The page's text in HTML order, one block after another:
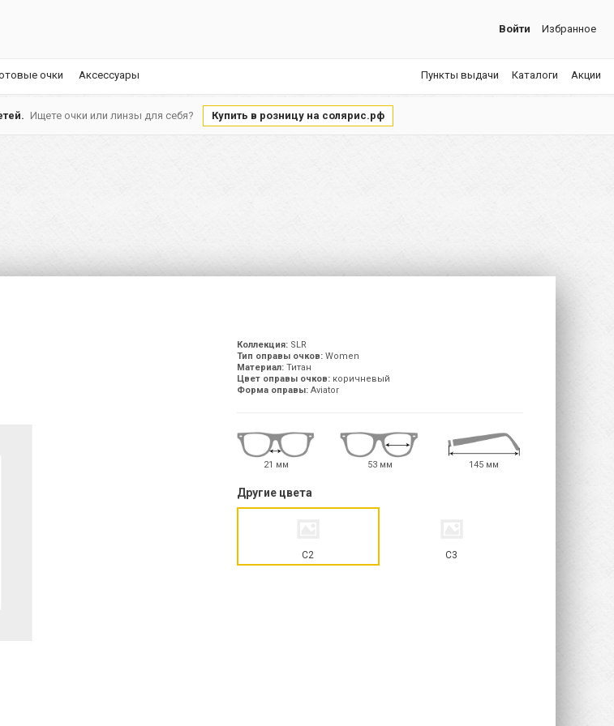
Войти Избранное
очки Аксессуары Пункты выдачи Каталоги Акции
Ищете очки или линзы для себя? Купить в розницу на солярис.рф
Коллекция:SLR
Тип оправы очков:Women
Материал:Титан
Цвет оправы очков:коричневый
Форма оправы:Aviator
21 мм 53 мм 145 мм
Другие цвета
C2 C3